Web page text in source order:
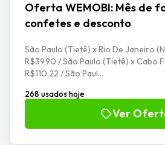
Oferta WEMOBI: Mês de
confetes e desconto
São Paulo (Tietê) x Rio De Janeiro
R$39,90 / São Paulo (Tietê) x Cabo
R$110,22 / São Paul...
268 usados hoje
Ver